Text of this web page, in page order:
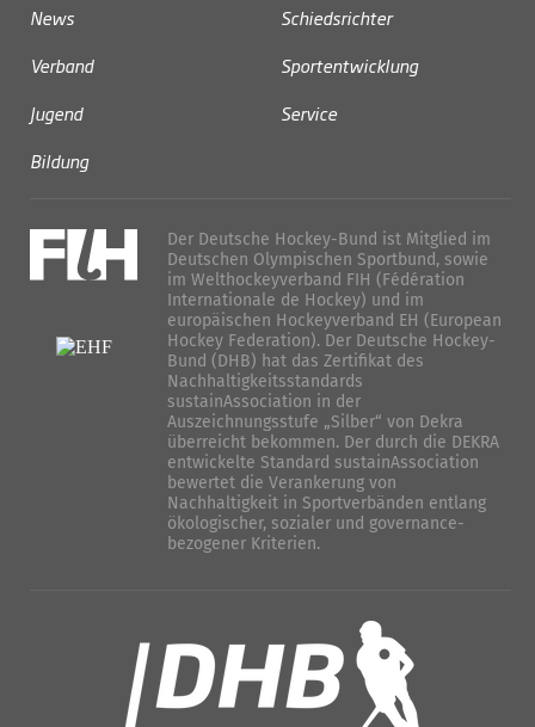
News
Verband
Jugend
Bildung
Schiedsrichter
Sportentwicklung
Service
Der Deutsche Hockey-Bund ist Mitglied im
Deutschen Olympischen Sportbund, sowie
im Welthockeyverband FIH (Fédération
Internationale de Hockey) und im
europäischen Hockeyverband EH (European
Hockey Federation). Der Deutsche Hockey-
Bund (DHB) hat das Zertifikat des
Nachhaltigkeitsstandards
sustainAssociation in der
Auszeichnungsstufe „Silber“ von Dekra
überreicht bekommen. Der durch die DEKRA
entwickelte Standard sustainAssociation
bewertet die Verankerung von
Nachhaltigkeit in Sportverbänden entlang
ökologischer, sozialer und governance-
bezogener Kriterien.